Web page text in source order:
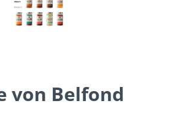
von Belfond